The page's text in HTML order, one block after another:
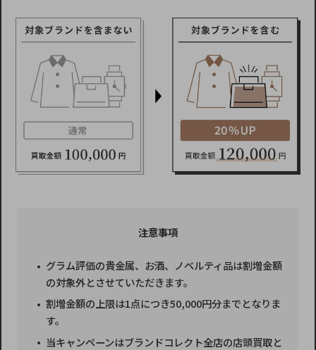
注意事項
グラム評価の貴金属、お酒、ノベルティ品は割増金額
の対象外とさせていただきます。
割増金額の上限は1点につき50,000円分までとなりま
す。
当キャンペーンはブランドコレクト全店の店頭買取と